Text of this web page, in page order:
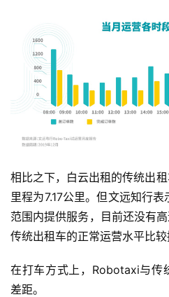
相比之下，白云出租的传统出
里程为7.17公里。但文远知行
范围内提供服务，目前还没有
传统出租车的正常运营水平比较
在打车方式上，Robotaxi与传
差距。